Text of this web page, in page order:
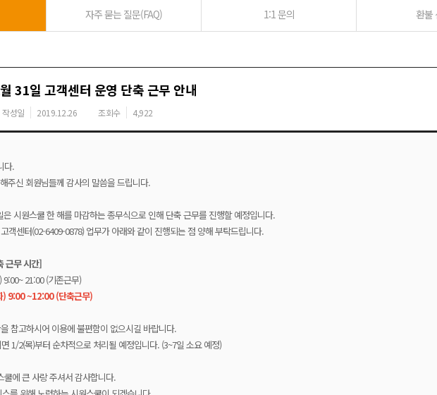
어
자주 묻는 질문(FAQ) 1:1 문의 환불
31일 고객센터 운영 단축 근무 안내
작성일 2019.12.26 조회수 4,922
다.
주신 회원님들께 감사의 말씀을 드립니다.
은 시원스쿨 한 해를 마감하는 종무식으로 인해 단축 근무를 진행할 예정입니다.
객센터(02-6409-0878) 업무가 아래와 같이 진행되는 점 양해 부탁드립니다.
근무 시간]
21:00 (기존근무)
9:00 ~12:00 (단축근무)
참고하시어 이용에 불편함이 없으시길 바랍니다.
1/2(목)부터 순차적으로 처리될 예정입니다. (3~7일 소요 예정)
쿨에 큰 사랑 주셔서 감사합니다.